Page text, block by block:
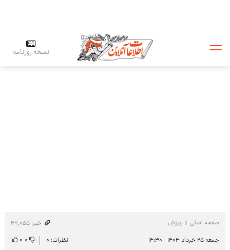
نسخه روزنامه
صفحه اصلی ورزش
خبر: ۴۷٬۰۵۵
جمعه ۲۵ خرداد ۱۴۰۳ - ۱۴:۳۰
نظرات: ۰ ۰-۰